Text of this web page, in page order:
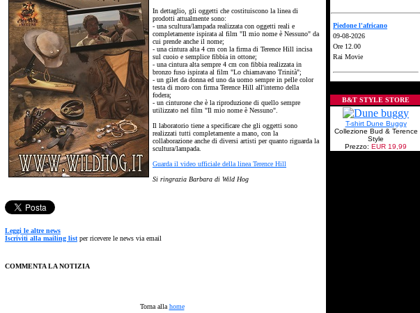
In dettaglio, gli oggetti che costituiscono la linea di
prodotti attualmente sono:
- una scultura/lampada realizzata con oggetti reali e
completamente ispirata al film "Il mio nome è Nessuno" da
cui prende anche il nome;
- una cintura alta 4 cm con la firma di Terence Hill incisa
sul cuoio e semplice fibbia in ottone;
- una cintura alta sempre 4 cm con fibbia realizzata in
bronzo fuso ispirata al film "Lo chiamavano Trinità";
- un gilet da donna ed uno da uomo sempre in pelle color
testa di moro con firma Terence Hill all'interno della
fodera;
- un cinturone che è la riproduzione di quello sempre
utilizzato nel film "Il mio nome è Nessuno".
Il laboratorio tiene a specificare che gli oggetti sono
realizzati tutti completamente a mano, con la
collaborazione anche di diversi artisti per quanto riguarda la
scultura/lampada.
Guarda il video ufficiale della linea Terence Hill
Si ringrazia Barbara di Wild Hog
Leggi le altre news
Iscriviti alla mailing list per ricevere le news via email
COMMENTA LA NOTIZIA
Torna alla home
Piedone l'africano
09-08-2026
Ore 12.00
Rai Movie
B&T STYLE STORE
T-shirt Dune Buggy
Collezione Bud & Terence
Style
Prezzo: EUR 19,99